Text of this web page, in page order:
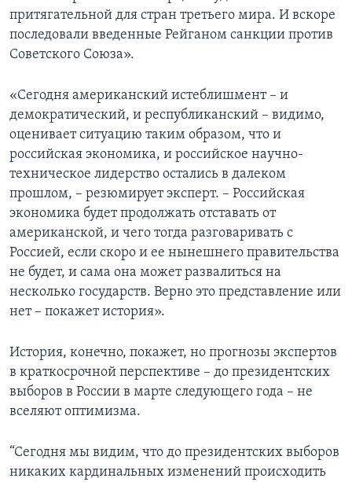
притягательной для стран третьего мира. И вскоре
последовали введенные Рейганом санкции против
Советского Союза».
«Сегодня американский истеблишмент – и
демократический, и республиканский – видимо,
оценивает ситуацию таким образом, что и
российская экономика, и российское научно-
техническое лидерство остались в далеком
прошлом, – резюмирует эксперт. – Российская
экономика будет продолжать отставать от
американской, и чего тогда разговаривать с
Россией, если скоро и ее нынешнего правительства
не будет, и сама она может развалиться на
несколько государств. Верно это представление или
нет – покажет история».
История, конечно, покажет, но прогнозы экспертов
в краткосрочной перспективе – до президентских
выборов в России в марте следующего года – не
вселяют оптимизма.
“Сегодня мы видим, что до президентских выборов
никаких кардинальных изменений происходить